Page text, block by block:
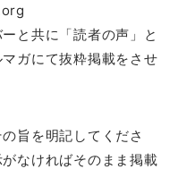
と共に「読者の声」と
ガにて抜粋掲載をさせ
旨を明記してくださ
なければそのまま掲載